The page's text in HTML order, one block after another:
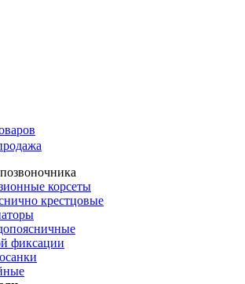
корсеты
крестцовые
фиксации